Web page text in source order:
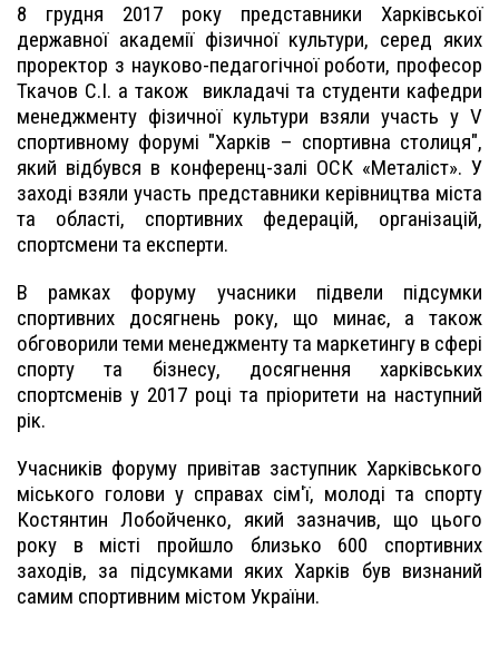
8 грудня 2017 року представники Харківської
державної академії фізичної культури, серед яких
проректор з науково-педагогічної роботи, професор
Ткачов С.І. а також викладачі та студенти кафедри
менеджменту фізичної культури взяли участь у V
спортивному форумі "Харків – спортивна столиця",
який відбувся в конференц-залі ОСК «Металіст». У
заході взяли участь представники керівництва міста
та області, спортивних федерацій, організацій,
спортсмени та експерти.
В рамках форуму учасники підвели підсумки
спортивних досягнень року, що минає, а також
обговорили теми менеджменту та маркетингу в сфері
спорту та бізнесу, досягнення харківських
спортсменів у 2017 році та пріоритети на наступний
рік.
Учасників форуму привітав заступник Харківського
міського голови у справах сім'ї, молоді та спорту
Костянтин Лобойченко, який зазначив, що цього
року в місті пройшло близько 600 спортивних
заходів, за підсумками яких Харків був визнаний
самим спортивним містом України.